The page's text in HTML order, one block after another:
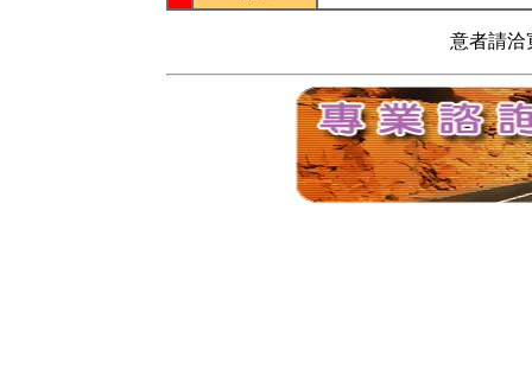
意者請洽